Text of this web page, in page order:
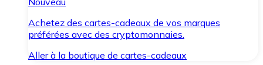
Achetez des cartes-cadeaux de vos marques
préférées avec des cryptomonnaies.
Aller à la boutique de cartes-cadeaux